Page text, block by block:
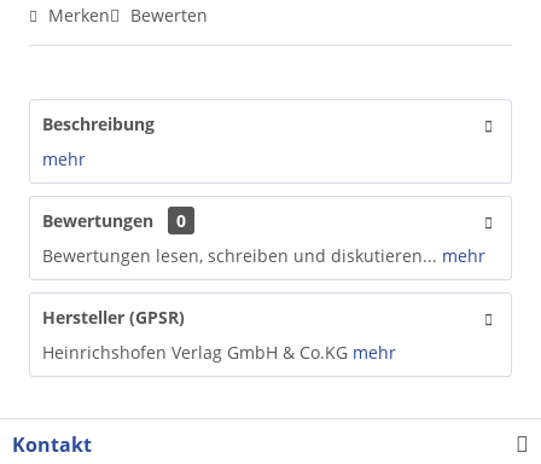
Merken Bewerten
Beschreibung
mehr
Bewertungen
0
Bewertungen lesen, schreiben und diskutieren... mehr
Hersteller (GPSR)
Heinrichshofen Verlag GmbH & Co.KG mehr
Kontakt